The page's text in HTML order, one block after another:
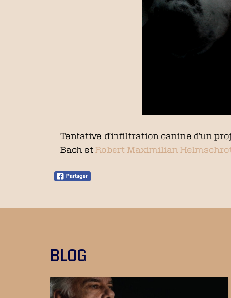
Tentative d’infiltration canine d’un
Bach et Robert Maximilian
BLOG